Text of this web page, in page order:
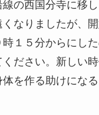
線の西国分寺に移
くなりましたが、
１５分からにし
ください。新しい
を作る助けになる